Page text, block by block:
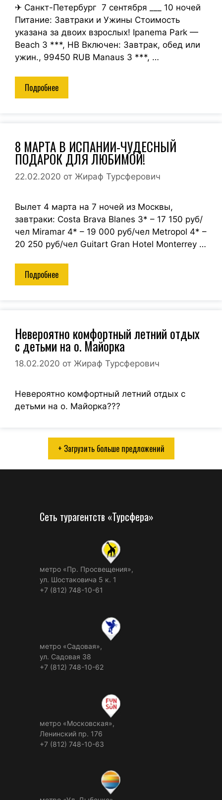
✈ Санкт-Петербург 7 сентября ___ 10 ночей
Питание: Завтраки и Ужины Стоимость
указана за двоих взрослых! Ipanema Park —
Beach 3 ***, HB Включен: Завтрак, обед или
ужин., 99450 RUB Manaus 3 ***, …
Подробнее
8 МАРТА В ИСПАНИИ-ЧУДЕСНЫЙ
ПОДАРОК ДЛЯ ЛЮБИМОЙ!
22.02.2020 от Жираф Турсферович
Вылет 4 марта на 7 ночей из Москвы,
завтраки: Costa Brava Blanes 3* – 17 150 руб/
чел Miramar 4* – 19 000 руб/чел Metropol 4* –
20 250 руб/чел Guitart Gran Hotel Monterrey …
Подробнее
Невероятно комфортный летний отдых
с детьми на о. Майорка
18.02.2020 от Жираф Турсферович
Невероятно комфортный летний отдых с
детьми на о. Майорка???
+ Загрузить больше предложений
Сеть турагентств «Турсфера»
метро «Пр. Просвещения»,
ул. Шостаковича 5 к. 1
+7 (812) 748-10-61
метро «Садовая»,
ул. Садовая 38
+7 (812) 748-10-62
метро «Московская»,
Ленинский пр. 176
+7 (812) 748-10-63